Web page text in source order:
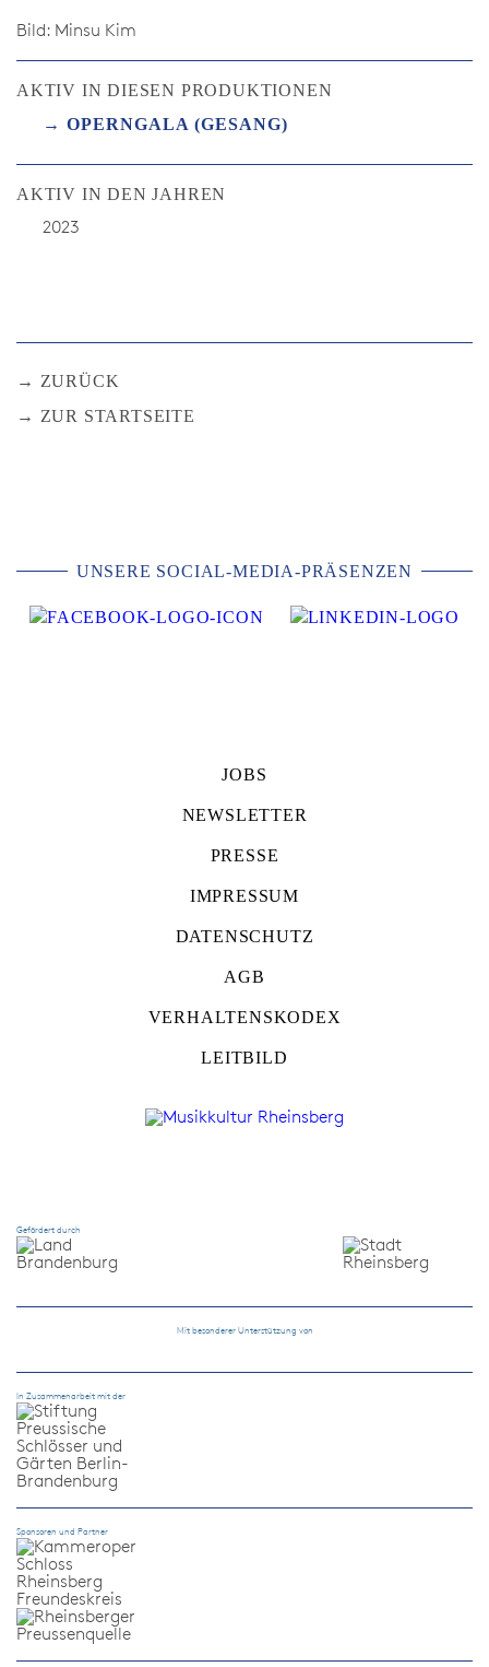
Bild: Minsu Kim
AKTIV IN DIESEN PRODUKTIONEN
OPERNGALA (GESANG)
AKTIV IN DEN JAHREN
2023
ZURÜCK
ZUR STARTSEITE
UNSERE SOCIAL-MEDIA-PRÄSENZEN
JOBS
NEWSLETTER
PRESSE
IMPRESSUM
DATENSCHUTZ
AGB
VERHALTENSKODEX
LEITBILD
Gefördert durch
Mit besonderer Unterstützung von
In Zusammenarbeit mit der
Sponsoren und Partner